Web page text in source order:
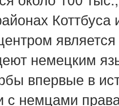
Коттбуса
немецким
впервые в
с немцами